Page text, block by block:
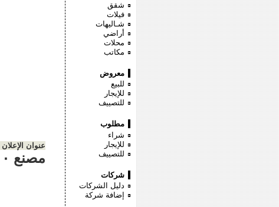
عنوان الإعلان
مصنع ٤٧٠٠ متر ببرج العرب كهرباء نصف ميجا
شقق
فيلات
شـاليهات
أراضي
محلات
مكاتب
معروض
للبيع
للإيجار
للتصييف
مطلوب
شراء
للإيجار
للتصييف
شركات
دليل الشركات
إضافة شركة